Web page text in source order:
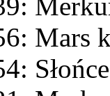
Mars